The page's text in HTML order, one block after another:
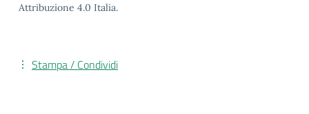
Attribuzione 4.0 Italia.
Stampa / Condividi